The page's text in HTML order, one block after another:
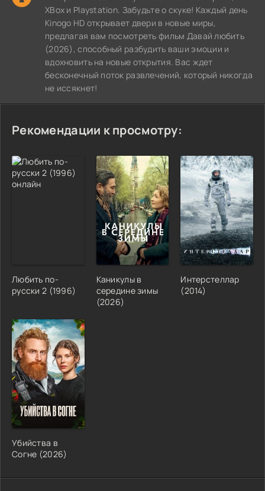
XBox и Playstation. Забудьте о скуке! Каждый день
Kinogo HD открывает двери в новые миры,
предлагая вам посмотреть фильм Давай любить
(2026), способный разбудить ваши эмоции и
вдохновить на новые открытия. Вас ждет
бесконечный поток развлечений, который никогда
не иссякнет!
Рекомендации к просмотру:
Любить по-
русски 2 (1996)
Каникулы в
середине зимы
(2026)
Интерстеллар
(2014)
Убийства в
Согне (2026)